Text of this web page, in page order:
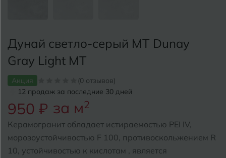
Дунай светло-серый MT Dunay
Gray Light MT
Акция
(0 отзывов)
12 продаж за последние 30 дней
950 ₽ за м2
Керамогранит обладает истираемостью PEI IV,
морозоустойчивостью F 100, противоскольжением R
10, устойчивостью к кислотам , является
Анапа
Армавир
Барнаул
Белгород
Белореченск
Псков
Ростов-на-Дону
Рыбинск